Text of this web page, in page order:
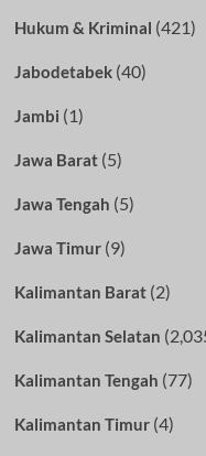
Hukum & Kriminal (421)
Jabodetabek(40)
Jambi (1)
Jawa Barat(5)
Jawa Tengah (5)
Jawa Timur(9)
Kalimantan Barat(2)
Kalimantan Selatan
Kalimantan Tengah (77)
Kalimantan Timur(4)